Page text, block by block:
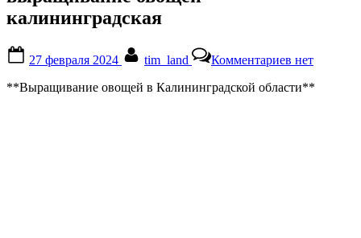
калининградская
on
27 февраля 2024 tim_land Комментариевзаписи
овощей
нет
**Выращивание овощей в Калининградской области**